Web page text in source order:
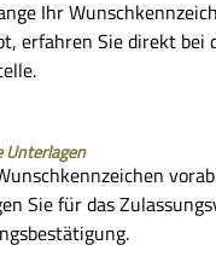
Ihr
erfahren Sie direkt bei
Unterlagen
Sie für das